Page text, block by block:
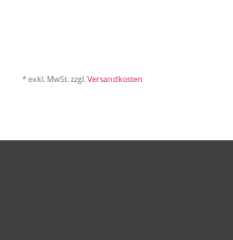
* exkl. MwSt. zzgl. Versandkosten